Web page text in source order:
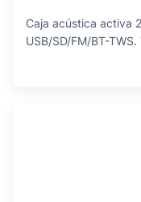
Caja acústica activa
USB/SD/FM/BT-TWS.